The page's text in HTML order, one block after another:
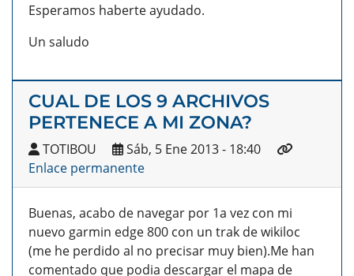
Esperamos haberte ayudado.
Un saludo
CUAL DE LOS 9 ARCHIVOS
PERTENECE A MI ZONA?
TOTIBOU
Sáb, 5 Ene 2013 - 18:40
Enlace permanente
Buenas, acabo de navegar por 1a vez con mi
nuevo garmin edge 800 con un trak de wikiloc
(me he perdido al no precisar muy bien).Me han
comentado que podia descargar el mapa de